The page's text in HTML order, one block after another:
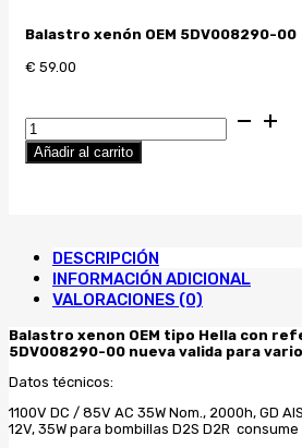
Balastro xenón OEM 5DV008290-00
€ 59.00
Balastro
xenon
OEM
BMW
AUDI
MERCEDES
Añadir al carrito
DESCRIPCIÓN
INFORMACIÓN ADICIONAL
VALORACIONES (0)
Balastro xenon OEM tipo Hella con
5DV008290-00 nueva valida para
Datos técnicos:
1100V DC / 85V AC 35W Nom., 2000h, GD
12V, 35W para bombillas D2S D2R